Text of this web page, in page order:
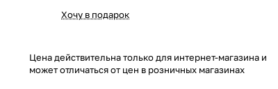
Хочу в подарок
Цена действительна только для интернет-магазина и
может отличаться от цен в розничных магазинах